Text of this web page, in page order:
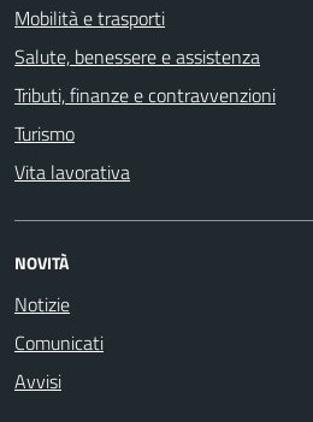
Mobilità e trasporti
Salute, benessere e assistenza
Tributi, finanze e contravvenzioni
Turismo
Vita lavorativa
NOVITÀ
Notizie
Comunicati
Avvisi